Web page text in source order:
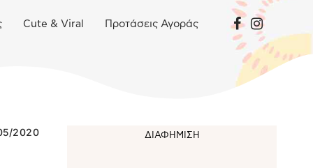
Cute & Viral Προτάσεις Αγοράς
2020